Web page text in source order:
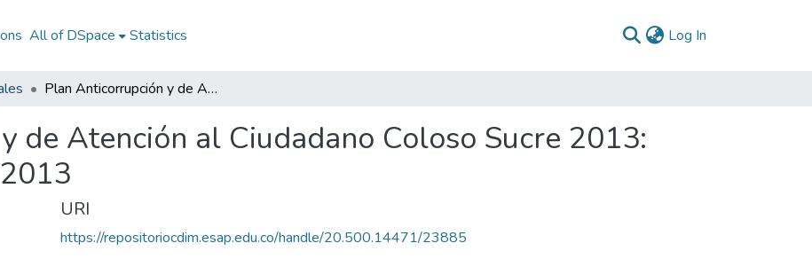
All of DSpace Statistics Log In
Plan Anticorrupción y de Atención al Ciudadano Coloso Sucre 2013: PAAC Coloso Sucre 2013
de Atención al Ciudadano Coloso Sucre 2013:
URI
https://repositoriocdim.esap.edu.co/handle/20.500.14471/23885